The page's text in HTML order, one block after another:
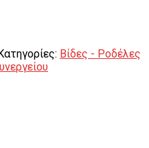
Βίδες - Ροδέλες